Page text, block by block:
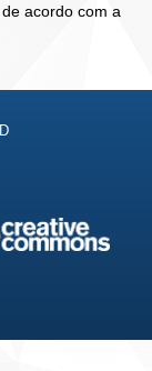
acordo com a